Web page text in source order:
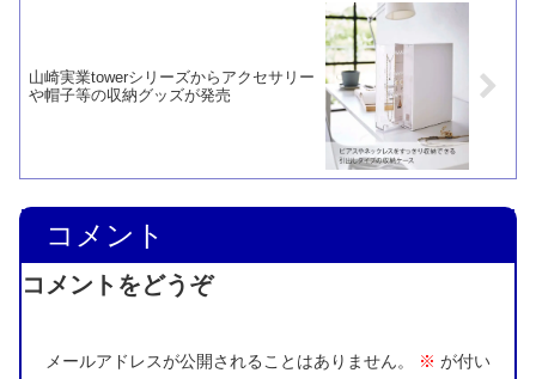
山崎実業towerシリーズからアクセサリー
や帽子等の収納グッズが発売
コメント
コメントをどうぞ
メールアドレスが公開されることはありません。 ※ が付い